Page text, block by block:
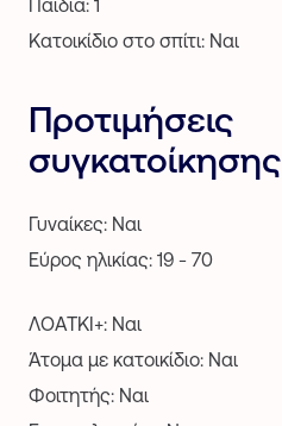
Παιδιά: 1
Κατοικίδιο στο σπίτι: Ναι
Προτιμήσεις
συγκατοίκησης
Γυναίκες: Ναι
Εύρος ηλικίας: 19 - 70
ΛΟΑΤΚΙ+: Ναι
Άτομα με κατοικίδιο: Ναι
Φοιτητής: Ναι